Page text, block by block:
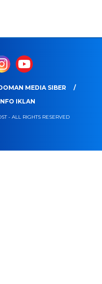
MEDIA SIBER
IKLAN
- ALL RIGHTS RESERVED